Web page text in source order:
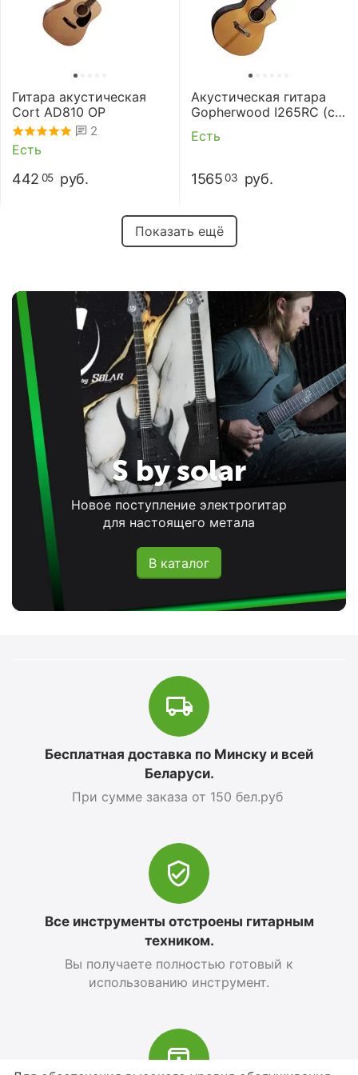
Гитара акустическая
Cort AD810 OP
2
Есть
442 05 руб.
Акустическая гитара
Gopherwood I265RC (с
чехлом)
Есть
1565 03 руб.
Показать ещё
S by solar
Новое поступление электрогитар
для настоящего метала
В каталог
Бесплатная доставка по Минску и всей
Беларуси.
При сумме заказа от 150 бел.руб
Все инструменты отстроены гитарным
техником.
Вы получаете полностью готовый к
использованию инструмент.